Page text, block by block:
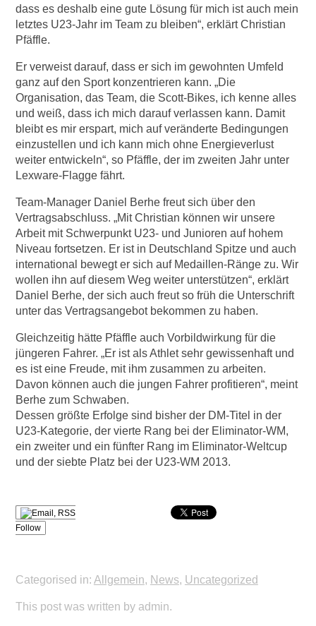
dass es deshalb eine gute Lösung für mich ist auch mein
letztes U23-Jahr im Team zu bleiben“, erklärt Christian
Pfäffle.
Er verweist darauf, dass er sich im gewohnten Umfeld
ganz auf den Sport konzentrieren kann. „Die
Organisation, das Team, die Scott-Bikes, ich kenne alles
und weiß, dass ich mich darauf verlassen kann. Damit
bleibt es mir erspart, mich auf veränderte Bedingungen
einzustellen und ich kann mich ohne Energieverlust
weiter entwickeln“, so Pfäffle, der im zweiten Jahr unter
Lexware-Flagge fährt.
Team-Manager Daniel Berhe freut sich über den
Vertragsabschluss. „Mit Christian können wir unsere
Arbeit mit Schwerpunkt U23- und Junioren auf hohem
Niveau fortsetzen. Er ist in Deutschland Spitze und auch
international bewegt er sich auf Medaillen-Ränge zu. Wir
wollen ihn auf diesem Weg weiter unterstützen“, erklärt
Daniel Berhe, der sich auch freut so früh die Unterschrift
unter das Vertragsangebot bekommen zu haben.
Gleichzeitig hätte Pfäffle auch Vorbildwirkung für die
jüngeren Fahrer. „Er ist als Athlet sehr gewissenhaft und
es ist eine Freude, mit ihm zusammen zu arbeiten.
Davon können auch die jungen Fahrer profitieren“, meint
Berhe zum Schwaben.
Dessen größte Erfolge sind bisher der DM-Titel in der
U23-Kategorie, der vierte Rang bei der Eliminator-WM,
ein zweiter und ein fünfter Rang im Eliminator-Weltcup
und der siebte Platz bei der U23-WM 2013.
Follow
Categorised in: Allgemein, News, Uncategorized
This post was written by admin.